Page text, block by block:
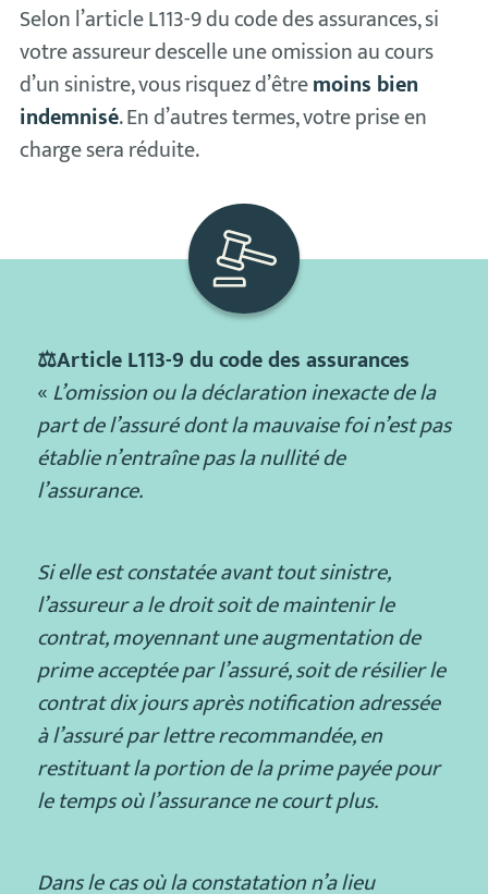
Selon l’article L113-9 du code des assurances, si
votre assureur descelle une omission au cours
d’un sinistre, vous risquez d’êtremoins bien
indemnisé. En d’autres termes, votre prise en
charge sera réduite.
⚖Article L113-9 du code des assurances
«L’omission ou la déclaration inexacte de la
part de l’assuré dont la mauvaise foi n’est pas
établie n’entraîne pas la nullité de
l’assurance.
Si elle est constatée avant tout sinistre,
l’assureur a le droit soit de maintenir le
contrat, moyennant une augmentation de
prime acceptée par l’assuré, soit de résilier le
contrat dix jours après notification adressée
à l’assuré par lettre recommandée, en
restituant la portion de la prime payée pour
le temps où l’assurance ne court plus.
Dans le cas où la constatation n’a lieu